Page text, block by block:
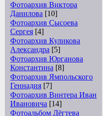
Фотоархив Виктора
Данилова [10]
Фотоархив Сысоева
Сергея [4]
Фотоархив Куликова
Александра [5]
Фотоархив Юрганова
Константина [8]
Фотоархив Ямпольского
Геннадия [7]
Фотоархив Винтера Иван
Ивановича [14]
Фотоальбом Дёгтева